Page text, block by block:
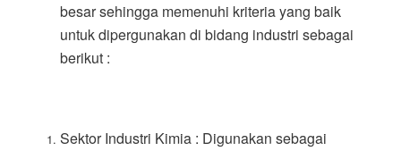
besar sehingga memenuhi kriteria yang baik
untuk dipergunakan di bidang industri sebagai
berikut :
Sektor Industri Kimia : Digunakan sebagai